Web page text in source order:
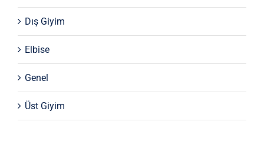
Dış Giyim
Elbise
Genel
Üst Giyim